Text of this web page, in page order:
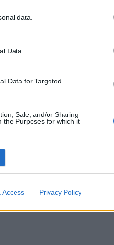
data.
Data.
Data for Targeted
Sale, and/or Sharing
the Purposes for which it
Access Privacy Policy